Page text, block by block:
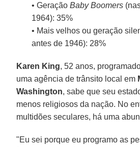
• GeraçãoBaby Boomers
1964): 35%
• Mais velhos ou geração
antes de 1946): 28%
Karen King, 52 anos,
uma agência de trânsito local em
Washington, sabe que seu
menos religiosos da nação. No
multidões seculares, há uma
"Eu sei porque eu programo as